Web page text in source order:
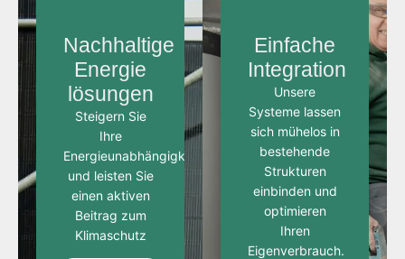
Nachhaltige
Energie
lösungen
Steigern Sie
Ihre
Energieunabhängigkeit
und leisten Sie
einen aktiven
Beitrag zum
Klimaschutz
Einfache
Integration
Unsere
Systeme lassen
sich mühelos in
bestehende
Strukturen
einbinden und
optimieren
Ihren
Eigenverbrauch.